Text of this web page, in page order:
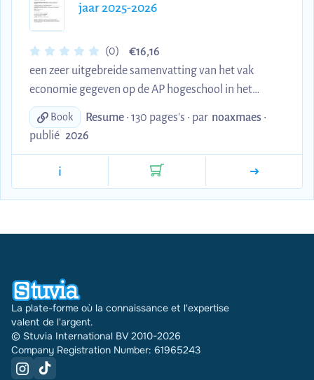
jaar 2025-2026
(0) €16,16
een zeer uitgebreide samenvatting van het vak
economie gegeven op de AP hogeschool in het
eerste jaar rechtspraktijk. Deze samenvatting bevat
alle hoofdstukken BUITEN hoofdstuk 10, aangezien
wij deze niet moesten kennen.
Book Resume • 130 pages's • par noaxmaes •
publié 2026
i
La plate-forme où la connaissance et l'expertise
valent de l'argent.
© Stuvia International BV 2010-2026
Company Registration Number: 61965243